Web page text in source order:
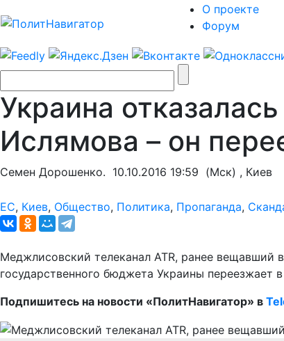
О проекте
Форум
Украина
Ислямова – он
Семен Дорошенко. 10.10.2016 19:59 (Мск) , Киев
ЕС, Киев, Общество, Политика, Пропаганда,
Меджлисовский телеканал ATR, ранее вещавший
государственного бюджета Украины переезжает
Подпишитесь на новости «ПолитНавигатор» в